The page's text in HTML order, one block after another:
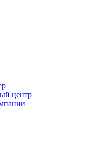
центр